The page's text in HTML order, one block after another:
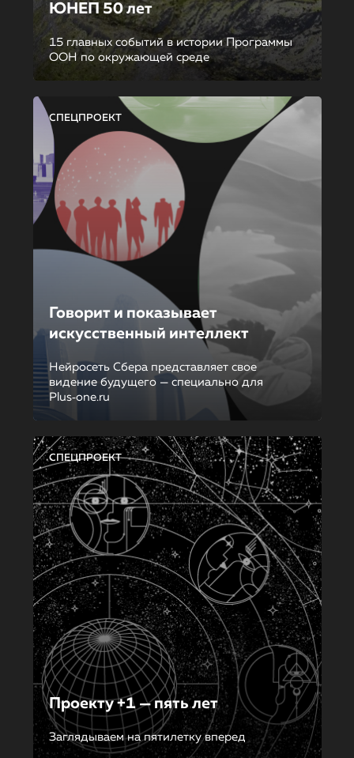
ЮНЕП 50 лет
15 главных событий в истории Программы
ООН по окружающей среде
СПЕЦПРОЕКТ
Говорит и показывает
искусственный интеллект
Нейросеть Сбера представляет свое
видение будущего — специально для
Plus‑one.ru
СПЕЦПРОЕКТ
Проекту +1 — пять лет
Заглядываем на пятилетку вперед